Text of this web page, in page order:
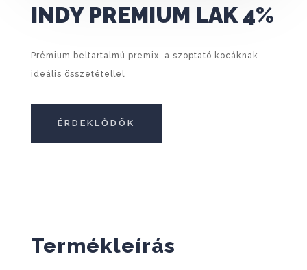
INDY PREMIUM LAK 4%
Prémium beltartalmú premix, a szoptató kocáknak
ideális összetétellel
ÉRDEKLŐDÖK
Termékleírás